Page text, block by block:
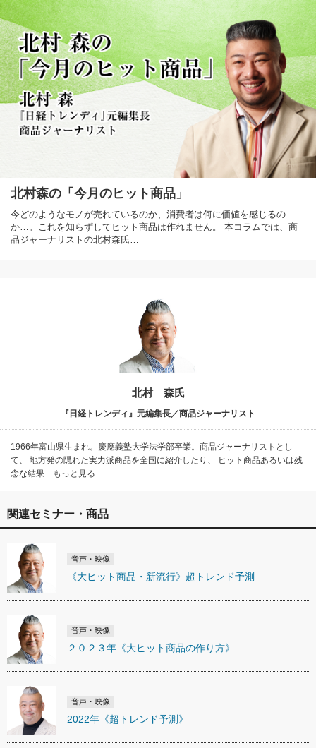
北村森の「今月のヒット商品」
今どのようなモノが売れているのか、消費者は何に価値を感じるの
か…。これを知らずしてヒット商品は作れません。 本コラムでは、商
品ジャーナリストの北村森氏…
北村 森氏
『日経トレンディ』元編集長／商品ジャーナリスト
1966年富山県生まれ。慶應義塾大学法学部卒業。商品ジャーナリストとし
て、 地方発の隠れた実力派商品を全国に紹介したり、 ヒット商品あるいは残
念な結果…もっと見る
関連セミナー・商品
音声・映像
《大ヒット商品・新流行》超トレンド予測
音声・映像
２０２３年《大ヒット商品の作り方》
音声・映像
2022年《超トレンド予測》